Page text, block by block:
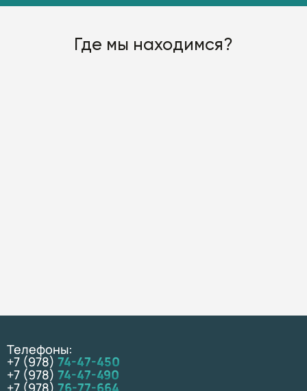
Где мы находимся?
Телефоны:
+7 (978) 74-47-450
+7 (978) 74-47-490
+7 (978) 76-77-664